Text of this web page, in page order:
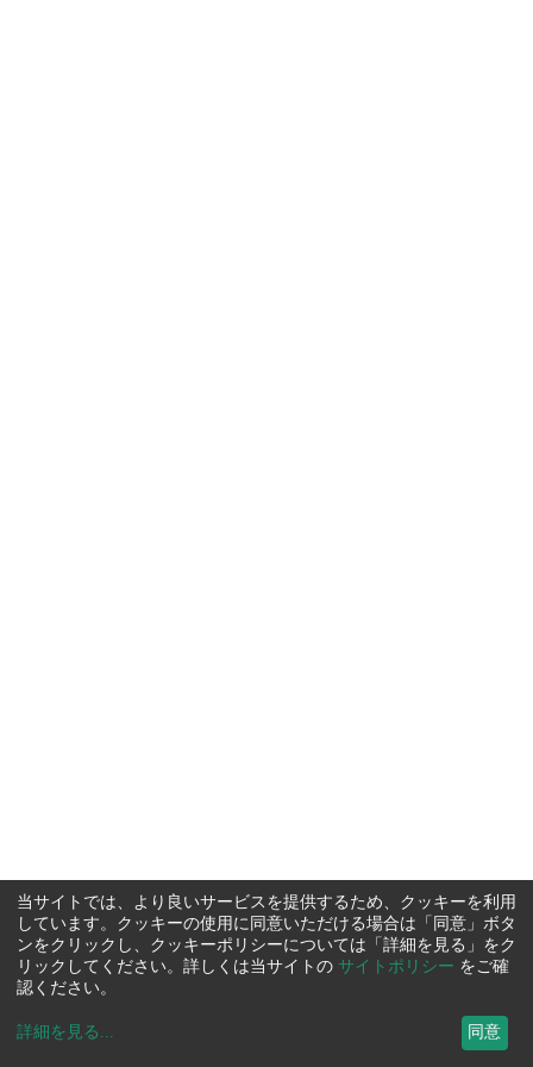
当サイトでは、より良いサービスを提供するため、クッキーを利用
しています。クッキーの使用に同意いただける場合は「同意」ボタ
ンをクリックし、クッキーポリシーについては「詳細を見る」をク
リックしてください。詳しくは当サイトの サイトポリシー をご確
認ください。
詳細を見る ... 同意